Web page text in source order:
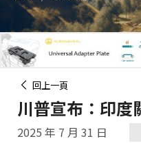
回上一頁
川普宣布：印
2025 年 7 月 31 日